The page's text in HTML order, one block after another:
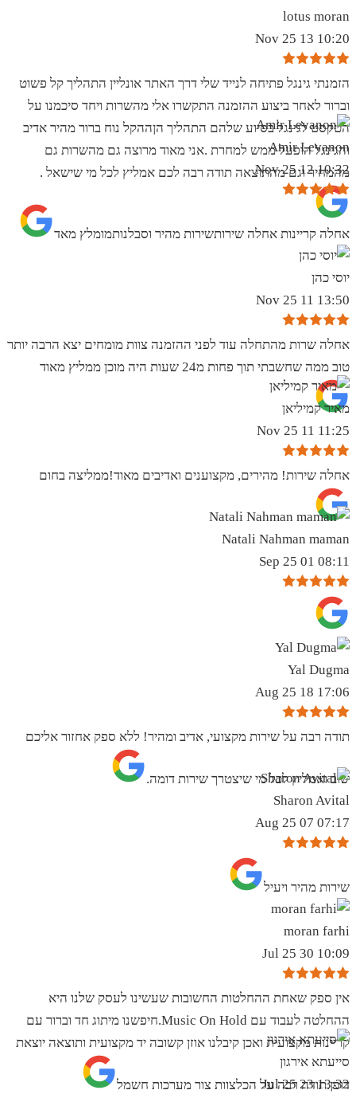
lotus moran
10:20 13 Nov 25
הזמנתי גינגל פתיחה לנייד שלי דרך האתר אונליין התהליך קל פשוט
וברור לאחר ביצוע ההזמנה התקשרו אלי מהשרות ויחד סיכמנו על
הטקסט לגינגל בסיוע שלהם התהליך הןההקל נוח ברור מהיר אדיב
והגינגל הופעל ממש למחרת .אני מאוד מרוצה גם מהשרות גם
מהמחיר וגם מהתוצאה תודה רבה לכם אמליץ לכל מי שישאל .
Amir Levanon
10:32 12 Nov 25
אחלה קריינות אחלה שירותשירות מהיר וסבלנותמומלץ מאד
יוסי כהן
13:50 11 Nov 25
אחלה שרות מהתחלה עוד לפני ההזמנה צוות מומחים יצא הרבה יותר
טוב ממה שחשבתי תוך פחות מ24 שעות היה מוכן ממליץ מאוד
מאיר קמיליאן
11:25 11 Nov 25
אחלה שירות! מהירים, מקצוענים ואדיבים מאוד!ממליצה בחום
Natali Nahman maman
08:11 01 Sep 25
Yal Dugma
17:06 18 Aug 25
תודה רבה על שירות מקצועי, אדיב ומהיר! ללא ספק אחזור אליכם
שוב ואמליץ לכל מי שיצטרך שירות דומה.
Sharon Avital
07:17 07 Aug 25
שירות מהיר ויעיל
moran farhi
10:09 30 Jul 25
אין ספק שאחת ההחלטות החשובות שעשינו לעסק שלנו היא
ההחלטה לעבוד עם Music On Hold.חיפשנו מיתוג חד וברור עם
קריינות מקצועית ואכן קיבלנו אוזן קשובה יד מקצועית ותוצאה יוצאת
דופן.תודה רבה על הכלצוות צור מערכות חשמל
סייעתא אירגון
13:32 23 Jul 25